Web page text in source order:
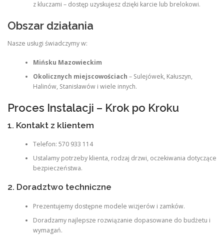
z kluczami – dostęp uzyskujesz dzięki karcie lub brelokowi.
Obszar działania
Nasze usługi świadczymy w:
Mińsku Mazowieckim
Okolicznych miejscowościach – Sulejówek, Kałuszyn,
Halinów, Stanisławów i wiele innych.
Proces Instalacji – Krok po Kroku
1. Kontakt z klientem
Telefon: 570 933 114
Ustalamy potrzeby klienta, rodzaj drzwi, oczekiwania dotyczące
bezpieczeństwa.
2. Doradztwo techniczne
Prezentujemy dostępne modele wizjerów i zamków.
Doradzamy najlepsze rozwiązanie dopasowane do budżetu i
wymagań.